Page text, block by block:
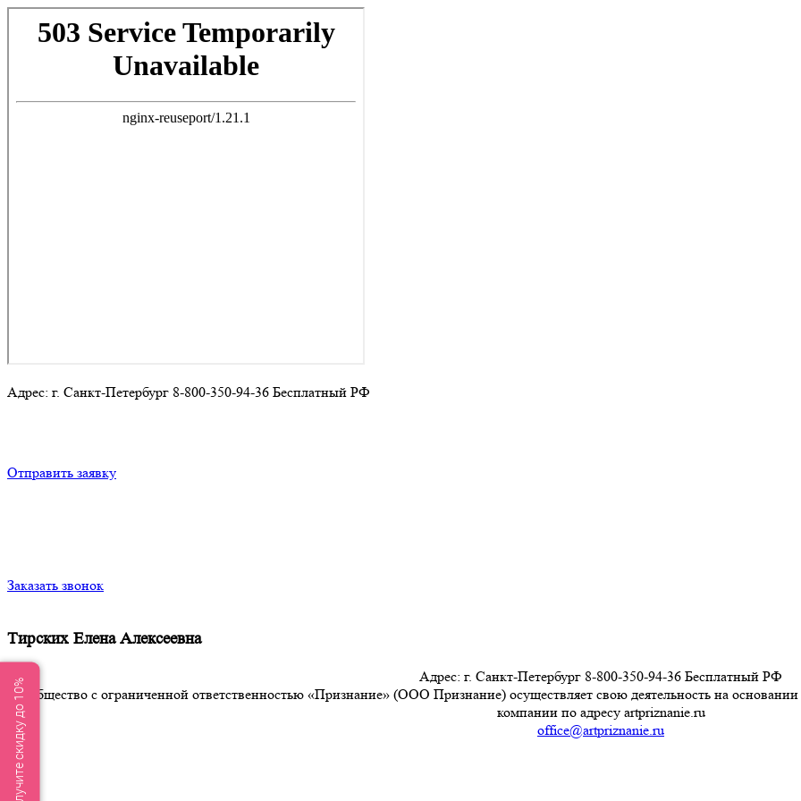
Адрес: г. Санкт-Петербург 8-800-350-94-36 Бесплатный РФ
Отправить заявку
Заказать звонок
Тирских Елена Алексеевна
Адрес: г. Санкт-Петербург 8-800-350-94-36 Бесплатный РФ
Общество с ограниченной ответственностью «Признание» (ООО Признание) осуществляет свою деятельность на
компании по адресу artpriznanie.ru
office@artpriznanie.ru
Получите скидку до 10%